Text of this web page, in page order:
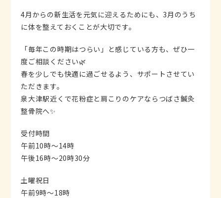
4月からの新生活を元気に迎えるためにも、3月のうち
に体を整えておくことが大切です。
「毎年この時期はつらい」と感じている方も、ぜひ一
度ご相談ください🌿
春を少しでも快適に過ごせるよう、サポートさせてい
ただきます。
泉大津駅近くで花粉症と肩こりのケアならつばさ鍼灸
整骨院へ✨
受付時間
午前10時〜14時
午後16時〜20時30分
土曜祝日
午前9時〜18時